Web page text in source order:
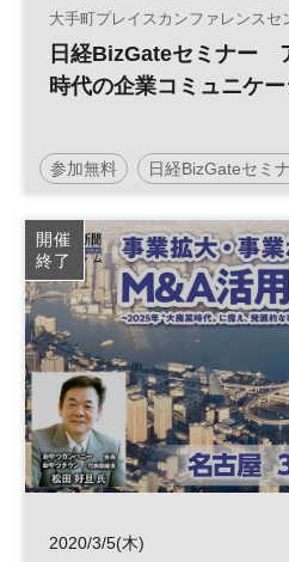
大手町プレイスカンファレンス
日経BizGateセミナー
時代の企業コミュニケ
参加無料 日経BizGateセミ
コミュニケーション
開催
終了
2020/3/5(木)